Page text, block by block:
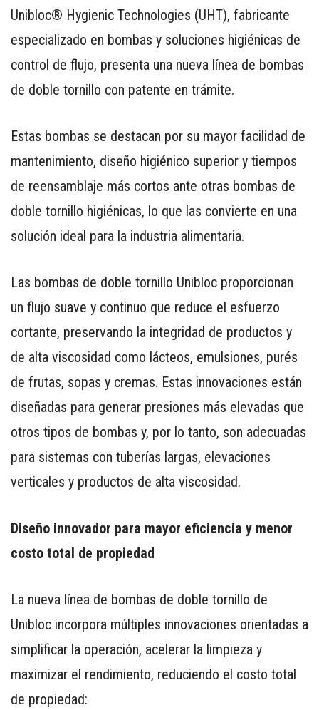
WWW.REDALIMENTARIA.COM
CONTÁCTENOS
AYUDA
TÉRMINOS
CONDICIONES
DE
PRIVACIDAD
DEL
SITIO
APP
SMARTPHONE
Unibloc® Hygienic Technologies (UHT), fabricante
especializado en bombas y soluciones higiénicas de
control de flujo, presenta una nueva línea de bombas
de doble tornillo con patente en trámite.
Estas bombas se destacan por su mayor facilidad de
mantenimiento, diseño higiénico superior y tiempos
de reensamblaje más cortos ante otras bombas de
doble tornillo higiénicas, lo que las convierte en una
solución ideal para la industria alimentaria.
Las bombas de doble tornillo Unibloc proporcionan
un flujo suave y continuo que reduce el esfuerzo
cortante, preservando la integridad de productos y
de alta viscosidad como lácteos, emulsiones, purés
de frutas, sopas y cremas. Estas innovaciones están
diseñadas para generar presiones más elevadas que
otros tipos de bombas y, por lo tanto, son adecuadas
para sistemas con tuberías largas, elevaciones
verticales y productos de alta viscosidad.
Diseño innovador para mayor eficiencia y menor
costo total de propiedad
La nueva línea de bombas de doble tornillo de
Unibloc incorpora múltiples innovaciones orientadas a
simplificar la operación, acelerar la limpieza y
maximizar el rendimiento, reduciendo el costo total
de propiedad: